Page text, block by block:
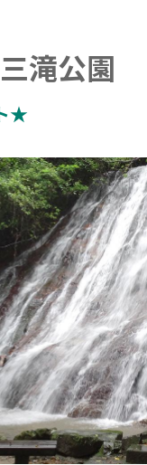
滝公園
★